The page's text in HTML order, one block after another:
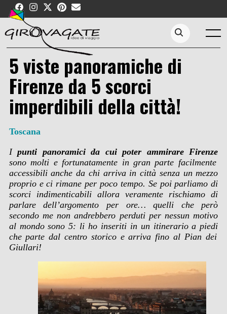
Skip
content
Menu
Search...
5 viste panoramiche di
Firenze da 5 scorci
imperdibili della città!
Toscana
Ipunti panoramici da cui poter ammirare Firenze
sono molti e fortunatamente in gran parte facilmente
accessibili anche da chi arriva in città senza un mezzo
proprio e ci rimane per poco tempo. Se poi parliamo di
scorci indimenticabiliallora veramente rischiamo di
parlare dell’argomento per ore… quelli che però
secondo me non andrebbero perduti per nessun motivo
al mondo sono 5: li ho inseriti in un itinerario a piedi
che parte dal centro storico e arriva fino al Pian dei
Giullari!